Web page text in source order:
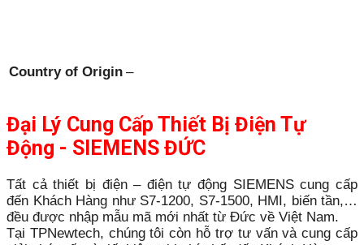
Country of Origin –
Đại Lý Cung Cấp Thiết Bị Điện Tự
Động - SIEMENS ĐỨC
Tất cả thiết bị điện – điện tự động SIEMENS cung cấp
đến Khách Hàng như S7-1200, S7-1500, HMI, biến tần,…
đều được nhập mẫu mã mới nhất từ Đức về Việt Nam.
Tại TPNewtech, chúng tôi còn hỗ trợ tư vấn và cung cấp